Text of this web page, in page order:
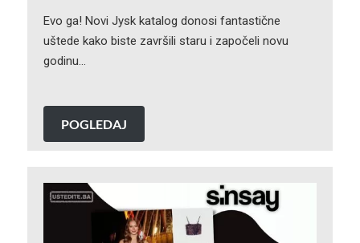
Evo ga! Novi Jysk katalog donosi fantastične
uštede kako biste završili staru i započeli novu
godinu…
POGLEDAJ